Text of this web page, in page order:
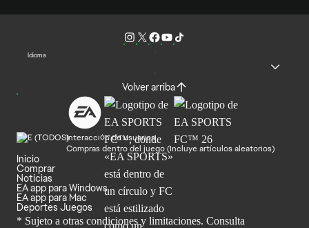
Idioma
Volver arriba
Interacción de usuarios
Compras dentro del juego (Incluye artículos aleatorios)
Inicio
Comprar
Noticias
EA app para Windows
EA app para Mac
Deportes Juegos
* Sujeto a otras condiciones y limitaciones. Consulta